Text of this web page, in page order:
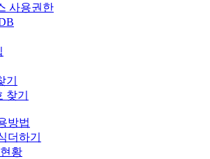
사용권한
기
찾기
방법
더하기
황